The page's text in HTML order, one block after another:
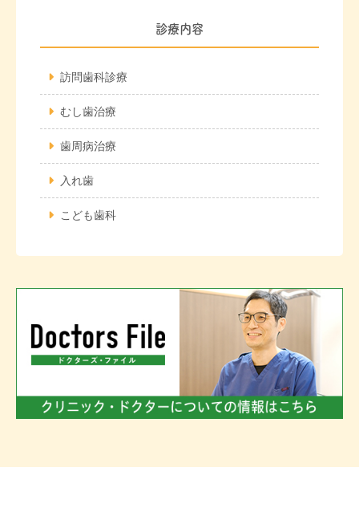
診療内容
訪問歯科診療
むし歯治療
歯周病治療
入れ歯
こども歯科